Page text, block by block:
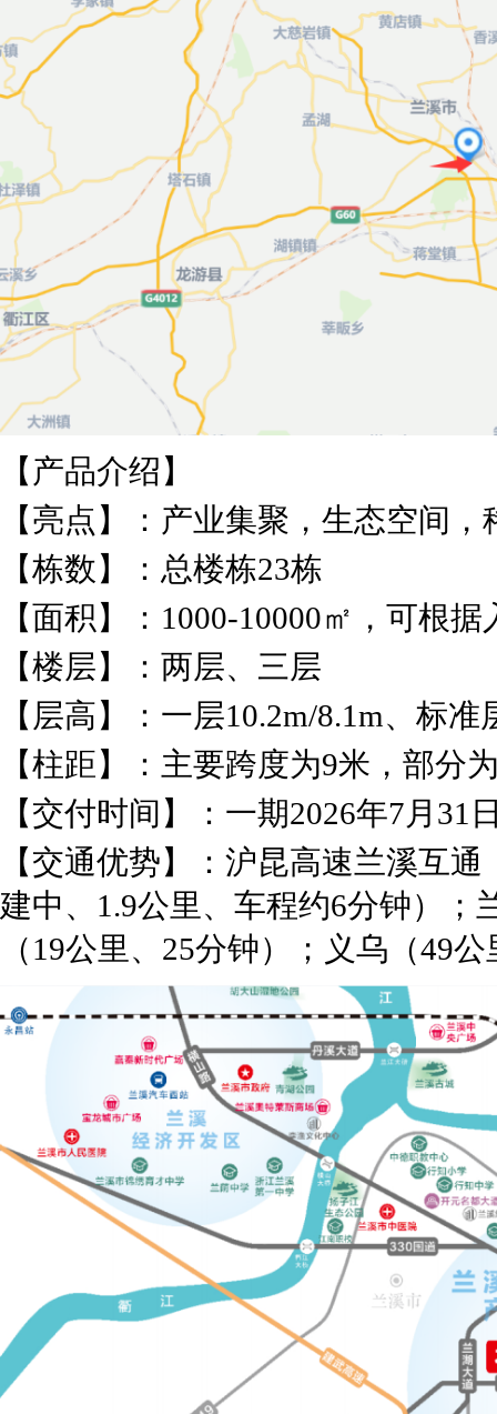
【产品介绍】
【亮点】：产业集聚，生态空间
【栋数】：总楼栋23栋
【面积】：1000-10000㎡，可根
【楼层】：两层、三层
【层高】：一层10.2m/8.1m、标准
【柱距】：主要跨度为9米，部分
【交付时间】：一期2026年7月
【交通优势】：沪昆高速兰溪互
建中、1.9公里、车程约6分钟）；
（19公里、25分钟）；义乌（49